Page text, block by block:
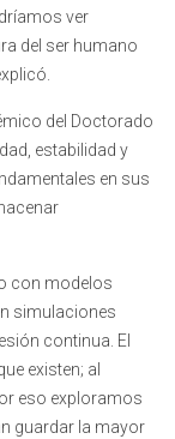
ver
del ser humano
del Doctorado
estabilidad y
en sus
con modelos
simulaciones
continua. El
existen; al
eso exploramos
guardar la mayor